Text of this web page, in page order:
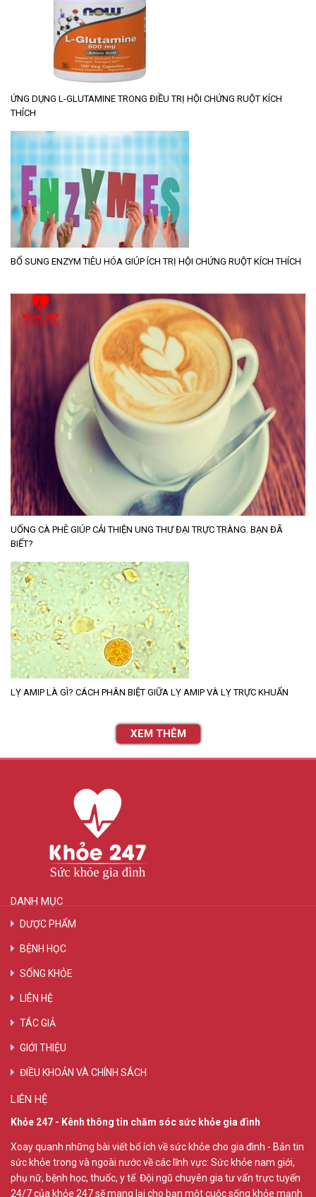
ỨNG DỤNG L-GLUTAMINE TRONG ĐIỀU TRỊ HỘI CHỨNG RUỘT KÍCH
THÍCH
BỔ SUNG ENZYM TIÊU HÓA GIÚP ÍCH TRỊ HỘI CHỨNG RUỘT KÍCH THÍCH
UỐNG CÀ PHÊ GIÚP CẢI THIỆN UNG THƯ ĐẠI TRỰC TRÀNG. BẠN ĐÃ
BIẾT?
LỴ AMIP LÀ GÌ? CÁCH PHÂN BIỆT GIỮA LỴ AMIP VÀ LỴ TRỰC KHUẨN
XEM THÊM
DANH MỤC
DƯỢC PHẨM
BỆNH HỌC
SỐNG KHỎE
LIÊN HỆ
TÁC GIẢ
GIỚI THIỆU
ĐIỀU KHOẢN VÀ CHÍNH SÁCH
LIÊN HỆ
Khỏe 247 - Kênh thông tin chăm sóc sức khỏe gia đình
Xoay quanh những bài viết bổ ích về sức khỏe cho gia đình - Bản tin
sức khỏe trong và ngoài nước về các lĩnh vực: Sức khỏe nam giới,
phụ nữ, bệnh học, thuốc, y tế. Đội ngũ chuyên gia tư vấn trực tuyến
24/7 của khỏe 247 sẽ mang lại cho bạn một cuộc sống khỏe mạnh